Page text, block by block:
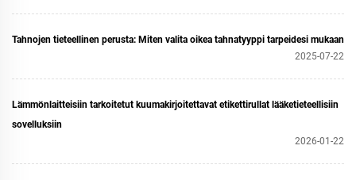
Tahnojen tieteellinen perusta: Miten valita oikea tahnatyyppi tarpeidesi mukaan
2025-07-22
Lämmönlaitteisiin tarkoitetut kuumakirjoitettavat etikettirullat lääketieteellisiin
sovelluksiin
2026-01-22